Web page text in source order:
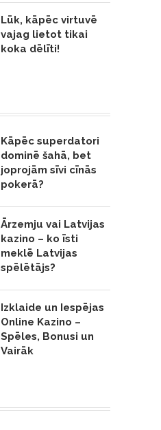
Lūk, kāpēc virtuvē
vajag lietot tikai
koka dēlīti!
Kāpēc superdatori
dominē šahā, bet
joprojām sīvi cīnās
pokerā?
Ārzemju vai Latvijas
kazino – ko īsti
meklē Latvijas
spēlētājs?
Izklaide un Iespējas
Online Kazino –
Spēles, Bonusi un
Vairāk